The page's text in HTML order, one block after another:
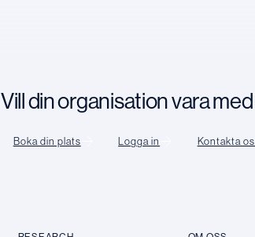
Vill din organisation vara
Boka din plats Logga in Kontakta